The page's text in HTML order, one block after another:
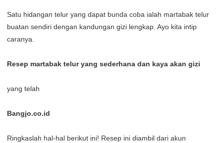
Satu hidangan telur yang dapat bunda coba ialah martabak telur
buatan sendiri dengan kandungan gizi lengkap. Ayo kita intip
caranya.
Resep martabak telur yang sederhana dan kaya akan gizi
yang telah
Bangjo.co.id
Ringkaslah hal-hal berikut ini! Resep ini diambil dari akun